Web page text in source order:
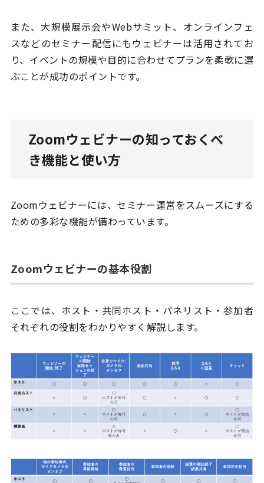
また、大規模展示会やWebサミット、オンラインフェ
スなどのセミナー配信にもウェビナーは活用されてお
り、イベントの規模や目的に合わせてプランを柔軟に選
ぶことが成功のポイントです。
Zoomウェビナーの知っておくべ
き機能と使い方
Zoomウェビナーには、セミナー運営をスムーズにする
ための多彩な機能が備わっています。
Zoomウェビナーの基本役割
ここでは、ホスト・共同ホスト・パネリスト・参加者
それぞれの役割をわかりやすく解説します。